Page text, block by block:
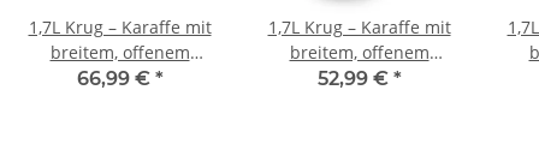
1,7L Krug – Karaffe mit
breitem, offenem
Ausguss und fließender
66,99 € *
1,7L Krug – Karaffe mit
breitem, offenem
Ausguss und fließender
52,99 € *